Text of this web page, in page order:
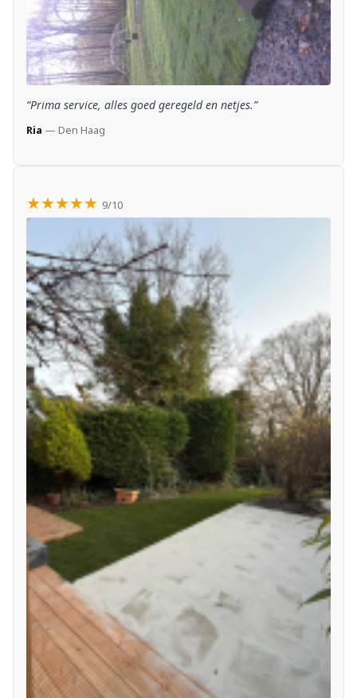
“Prima service, alles goed geregeld en netjes.”
Ria — Den Haag
★★★★★ 9/10